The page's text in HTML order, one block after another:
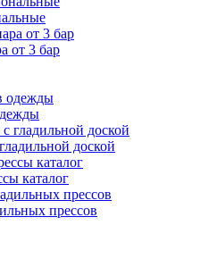
от 3 бар
доской
каталог
прессов